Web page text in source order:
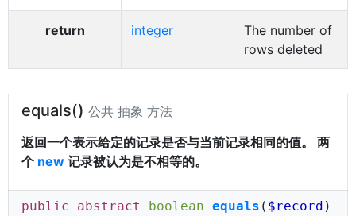
return integer
The number of
rows deleted
equals() 公共 抽象 方法
返回一个表示给定的记录是否与当前记录相同的值。 两
个 new 记录被认为是不相等的。
public abstract boolean equals ( $record )